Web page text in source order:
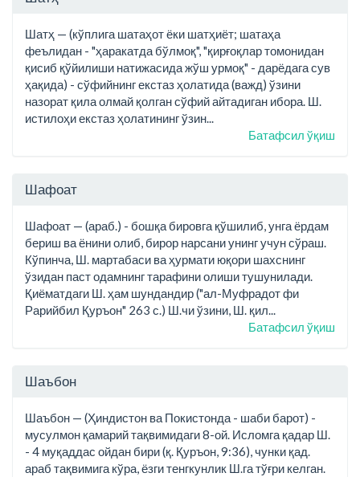
Шатҳ — (кўплига шатаҳот ёки шатҳиёт; шатаҳа
феълидан - "ҳаракатда бўлмоқ", "қирғоқлар томонидан
қисиб қўйилиши натижасида жўш урмоқ" - дарёдага сув
ҳақида) - сўфийнинг екстаз ҳолатида (важд) ўзини
назорат қила олмай қолган сўфий айтадиган ибора. Ш.
истилоҳи екстаз ҳолатининг ўзин...
Батафсил ўқиш
Шафоат
Шафоат — (араб.) - бошқа бировга қўшилиб, унга ёрдам
бериш ва ёнини олиб, бирор нарсани унинг учун сўраш.
Кўпинча, Ш. мартабаси ва ҳурмати юқори шахснинг
ўзидан паст одамнинг тарафини олиши тушунилади.
Қиёматдаги Ш. ҳам шундандир ("ал-Муфрадот фи
Рарийбил Қуръон" 263 с.) Ш.чи ўзини, Ш. қил...
Батафсил ўқиш
Шаъбон
Шаъбон — (Ҳиндистон ва Покистонда - шаби барот) -
мусулмон қамарий тақвимидаги 8-ой. Исломга қадар Ш.
- 4 муқаддас ойдан бири (қ. Қуръон, 9:36), чунки қад.
араб тақвимига кўра, ёзги тенгкунлик Ш.га тўғри келган.